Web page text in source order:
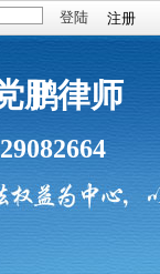
注册
鹏律师